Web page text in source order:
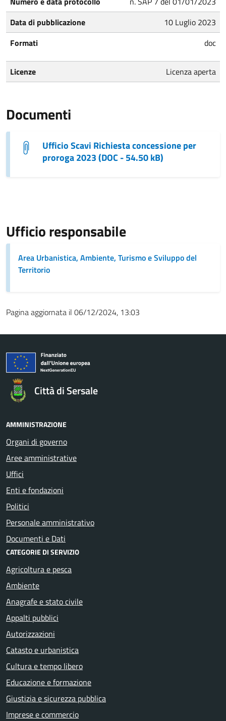
Data di pubblicazione
10 Luglio 2023
Formati
doc
Licenze Licenza aperta
Documenti
Ufficio Scavi Richiesta concessione per
proroga 2023 (DOC - 54.50 kB)
Ufficio responsabile
Area Urbanistica, Ambiente, Turismo e Sviluppo del
Territorio
Pagina aggiornata il 06/12/2024, 13:03
Città di Sersale
AMMINISTRAZIONE
Organi di governo
Aree amministrative
Uffici
Enti e fondazioni
Politici
Personale amministrativo
Documenti e Dati
CATEGORIE DI SERVIZIO
Agricoltura e pesca
Ambiente
Anagrafe e stato civile
Appalti pubblici
Autorizzazioni
Catasto e urbanistica
Cultura e tempo libero
Educazione e formazione
Giustizia e sicurezza pubblica
Imprese e commercio